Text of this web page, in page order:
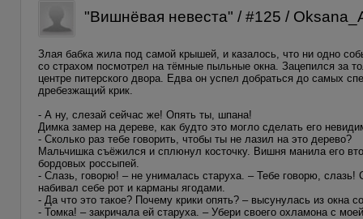
"Вишнёвая невеста" / #125 /
Злая бабка жила под самой крышей, и казалось, что ни одно
со страхом посмотрел на тёмные пыльные окна. Зацепился за
центре питерского двора. Едва он успел добраться до самых
дребезжащий крик.
- А ну, слезай сейчас же! Опять ты, шпана!
Димка замер на дереве, как будто это могло сделать его
- Сколько раз тебе говорить, чтобы ты не лазил на это дерево?
Мальчишка съёжился и сплюнул косточку. Вишня манила его
бордовых россыпей.
- Слазь, говорю! – не унималась старуха. – Тебе говорю,
набивал себе рот и карманы ягодами.
- Да что это такое? Почему крики опять? – высунулась из окна
- Томка! – закричала ей старуха. – Убери своего охламона с